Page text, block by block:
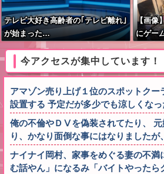
テレビ大好き高齢者の｢テレビ離れ｣
が始まった…
【画像
にゲー
ない！
今アクセスが集中しています！
アマゾン売り上げ１位のスポットクー
設置する 予定だが多少でも涼しくな
俺の不倫やＤⅤを偽装されてたり、
り、かなり面倒な事にはなりましたが
ナイナイ岡村、家事をめぐる妻の不満
む話やん」になるみ「バイトやったら